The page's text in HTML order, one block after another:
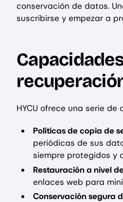
conservación de datos.
suscribirse y empezar a
HYCU ofrece una serie
Políticas de copia de
periódicas de sus
siempre protegidos y
Restauración a nivel
enlaces web para
Conservación segura